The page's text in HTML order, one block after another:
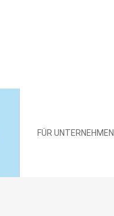
FÜR UNTERNEHMEN